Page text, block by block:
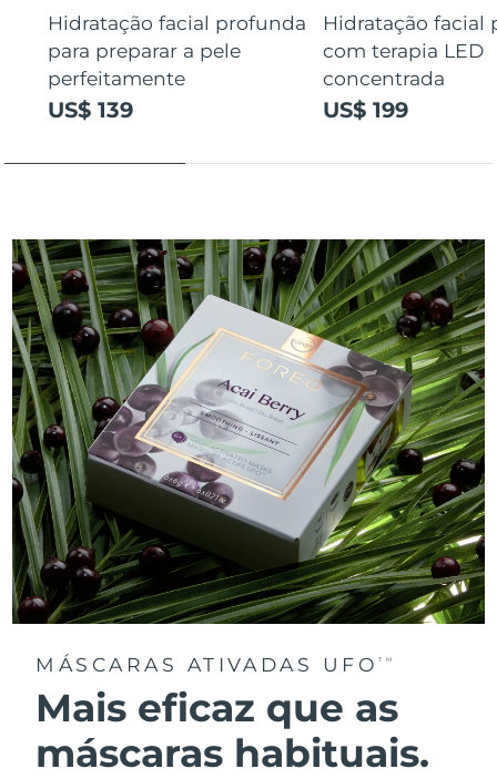
Hidratação facial profunda
para preparar a pele
perfeitamente
US$ 139
Hidratação facial
com terapia LED
concentrada
US$ 199
MÁSCARAS ATIVADAS UFOTM
Mais eficaz que as
máscaras habituais.